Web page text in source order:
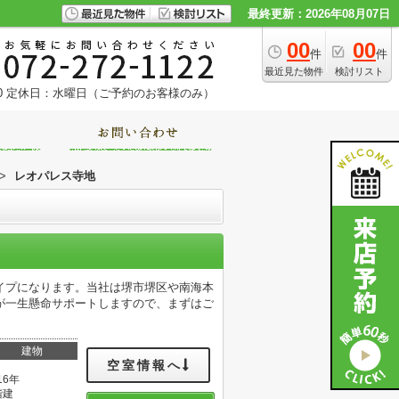
最終更新：2026年08月07日
00件
最近見た物件
00件
検討リスト
定休日：水曜日（ご予約のお客様のみ）
> レオパレス寺地
になります。当社は堺市堺区や南海本
生懸命サポートしますので、まずはご
建物
年
建
空室情報へ